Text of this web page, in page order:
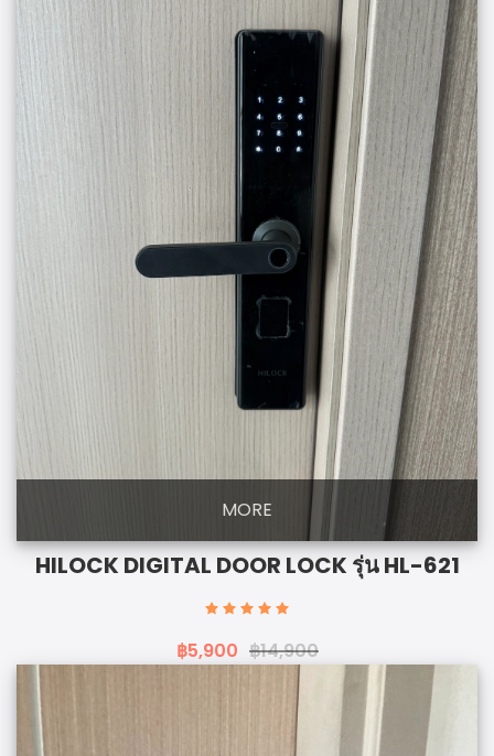
MORE
HILOCK DIGITAL DOOR LOCK รุ่น HL-621
฿5,900 ฿14,900